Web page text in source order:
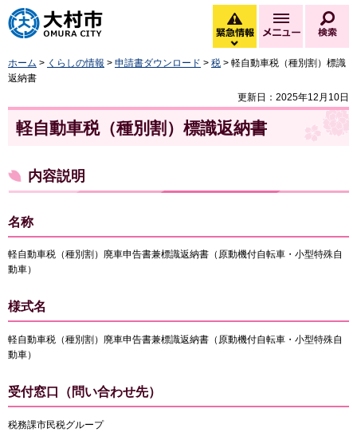
大村市
緊急情報
緊急情報を開く
メニュー
ホーム > くらしの情報 > 申請書ダウンロード > 税 > 軽自動車税（種別割）標識
返納書
更新日：2025年12月10日
軽自動車税（種別割）標識返納書
内容説明
名称
軽自動車税（種別割）廃車申告書兼標識返納書（原動機付自転車・小型特殊自
動車）
様式名
軽自動車税（種別割）廃車申告書兼標識返納書（原動機付自転車・小型特殊自
動車）
受付窓口（問い合わせ先）
税務課市民税グループ